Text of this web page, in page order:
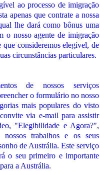
ao processo de imigração
apenas que contrate a nossa
lhe dará como bônus uma
o nosso agente de imigração
que consideremos elegível, de
circunstâncias particulares.
de nossos serviços
o formulário no nosso
mais populares do visto
via e-mail para assistir
"Elegibilidade e Agora?",
trabalhos e os seus
de Austrália. Este serviço
o seu primeiro e importante
a Austrália.